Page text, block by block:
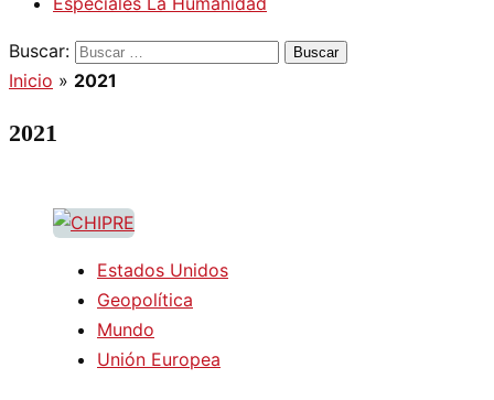
Buscar:
Inicio » 2021
2021
Estados Unidos
Geopolítica
Mundo
Unión Europea